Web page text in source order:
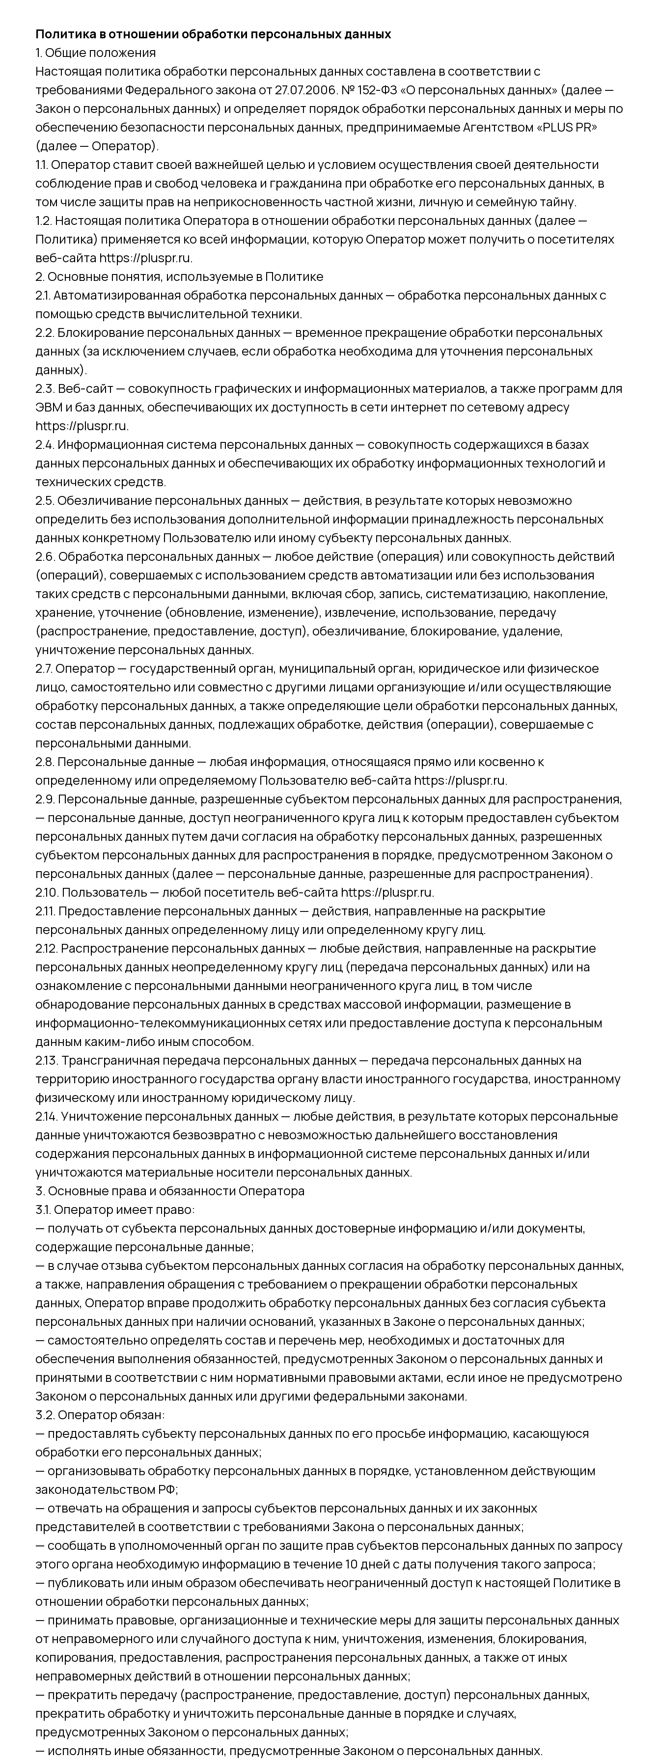
Политика в отношении обработки персональных данных
1. Общие положения
Настоящая политика обработки персональных данных составлена в соответствии с
требованиями Федерального закона от 27.07.2006. № 152-ФЗ «О персональных данных» (далее —
Закон о персональных данных) и определяет порядок обработки персональных данных и меры по
обеспечению безопасности персональных данных, предпринимаемые Агентством «PLUS PR»
(далее — Оператор).
1.1. Оператор ставит своей важнейшей целью и условием осуществления своей деятельности
соблюдение прав и свобод человека и гражданина при обработке его персональных данных, в
том числе защиты прав на неприкосновенность частной жизни, личную и семейную тайну.
1.2. Настоящая политика Оператора в отношении обработки персональных данных (далее —
Политика) применяется ко всей информации, которую Оператор может получить о посетителях
веб-сайта https://pluspr.ru.
2. Основные понятия, используемые в Политике
2.1. Автоматизированная обработка персональных данных — обработка персональных данных с
помощью средств вычислительной техники.
2.2. Блокирование персональных данных — временное прекращение обработки персональных
данных (за исключением случаев, если обработка необходима для уточнения персональных
данных).
2.3. Веб-сайт — совокупность графических и информационных материалов, а также программ для
ЭВМ и баз данных, обеспечивающих их доступность в сети интернет по сетевому адресу
https://pluspr.ru.
2.4. Информационная система персональных данных — совокупность содержащихся в базах
данных персональных данных и обеспечивающих их обработку информационных технологий и
технических средств.
2.5. Обезличивание персональных данных — действия, в результате которых невозможно
определить без использования дополнительной информации принадлежность персональных
данных конкретному Пользователю или иному субъекту персональных данных.
2.6. Обработка персональных данных — любое действие (операция) или совокупность действий
(операций), совершаемых с использованием средств автоматизации или без использования
таких средств с персональными данными, включая сбор, запись, систематизацию, накопление,
хранение, уточнение (обновление, изменение), извлечение, использование, передачу
(распространение, предоставление, доступ), обезличивание, блокирование, удаление,
уничтожение персональных данных.
2.7. Оператор — государственный орган, муниципальный орган, юридическое или физическое
лицо, самостоятельно или совместно с другими лицами организующие и/или осуществляющие
обработку персональных данных, а также определяющие цели обработки персональных данных,
состав персональных данных, подлежащих обработке, действия (операции), совершаемые с
персональными данными.
2.8. Персональные данные — любая информация, относящаяся прямо или косвенно к
определенному или определяемому Пользователю веб-сайта https://pluspr.ru.
2.9. Персональные данные, разрешенные субъектом персональных данных для распространения,
— персональные данные, доступ неограниченного круга лиц к которым предоставлен субъектом
персональных данных путем дачи согласия на обработку персональных данных, разрешенных
субъектом персональных данных для распространения в порядке, предусмотренном Законом о
персональных данных (далее — персональные данные, разрешенные для распространения).
2.10. Пользователь — любой посетитель веб-сайта https://pluspr.ru.
2.11. Предоставление персональных данных — действия, направленные на раскрытие
персональных данных определенному лицу или определенному кругу лиц.
2.12. Распространение персональных данных — любые действия, направленные на раскрытие
персональных данных неопределенному кругу лиц (передача персональных данных) или на
ознакомление с персональными данными неограниченного круга лиц, в том числе
обнародование персональных данных в средствах массовой информации, размещение в
информационно-телекоммуникационных сетях или предоставление доступа к персональным
данным каким-либо иным способом.
2.13. Трансграничная передача персональных данных — передача персональных данных на
территорию иностранного государства органу власти иностранного государства, иностранному
физическому или иностранному юридическому лицу.
2.14. Уничтожение персональных данных — любые действия, в результате которых персональные
данные уничтожаются безвозвратно с невозможностью дальнейшего восстановления
содержания персональных данных в информационной системе персональных данных и/или
уничтожаются материальные носители персональных данных.
3. Основные права и обязанности Оператора
3.1. Оператор имеет право:
— получать от субъекта персональных данных достоверные информацию и/или документы,
содержащие персональные данные;
— в случае отзыва субъектом персональных данных согласия на обработку персональных данных,
а также, направления обращения с требованием о прекращении обработки персональных
данных, Оператор вправе продолжить обработку персональных данных без согласия субъекта
персональных данных при наличии оснований, указанных в Законе о персональных данных;
— самостоятельно определять состав и перечень мер, необходимых и достаточных для
обеспечения выполнения обязанностей, предусмотренных Законом о персональных данных и
принятыми в соответствии с ним нормативными правовыми актами, если иное не предусмотрено
Законом о персональных данных или другими федеральными законами.
3.2. Оператор обязан:
— предоставлять субъекту персональных данных по его просьбе информацию, касающуюся
обработки его персональных данных;
— организовывать обработку персональных данных в порядке, установленном действующим
законодательством РФ;
— отвечать на обращения и запросы субъектов персональных данных и их законных
представителей в соответствии с требованиями Закона о персональных данных;
— сообщать в уполномоченный орган по защите прав субъектов персональных данных по запросу
этого органа необходимую информацию в течение 10 дней с даты получения такого запроса;
— публиковать или иным образом обеспечивать неограниченный доступ к настоящей Политике в
отношении обработки персональных данных;
— принимать правовые, организационные и технические меры для защиты персональных данных
от неправомерного или случайного доступа к ним, уничтожения, изменения, блокирования,
копирования, предоставления, распространения персональных данных, а также от иных
неправомерных действий в отношении персональных данных;
— прекратить передачу (распространение, предоставление, доступ) персональных данных,
прекратить обработку и уничтожить персональные данные в порядке и случаях,
предусмотренных Законом о персональных данных;
— исполнять иные обязанности, предусмотренные Законом о персональных данных.